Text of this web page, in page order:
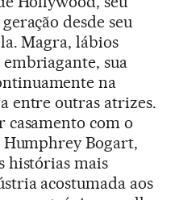
desde seu
Magra, lábios
sua
na
entre outras atrizes.
casamento com o
Bogart,
histórias mais
acostumada aos